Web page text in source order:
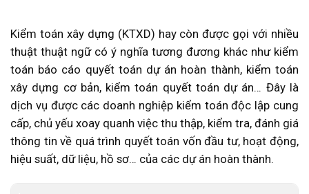
Kiểm toán xây dựng (KTXD) hay còn được gọi với nhiều
thuật thuật ngữ có ý nghĩa tương đương khác như kiểm
toán báo cáo quyết toán dự án hoàn thành, kiểm toán
xây dựng cơ bản, kiểm toán quyết toán dự án… Đây là
dịch vụ được các doanh nghiệp kiểm toán độc lập cung
cấp, chủ yếu xoay quanh việc thu thập, kiểm tra, đánh giá
thông tin về quá trình quyết toán vốn đầu tư, hoạt động,
hiệu suất, dữ liệu, hồ sơ… của các dự án hoàn thành.